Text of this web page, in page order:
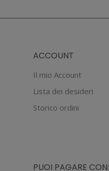
ACCOUNT
Il mio Account
Lista dei desideri
Storico ordini
PUOI PAGARE CON: